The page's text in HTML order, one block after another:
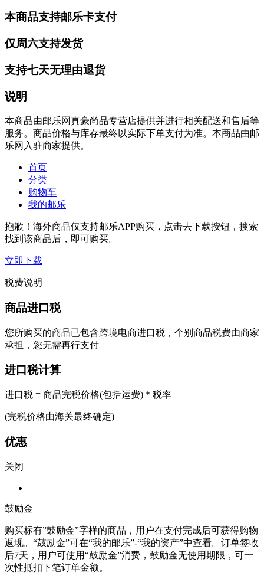
本商品支持邮乐卡支付
仅周六支持发货
支持七天无理由退货
说明
本商品由邮乐网真豪尚品专营店提供并进行相关配送和售后等
服务。商品价格与库存最终以实际下单支付为准。本商品由邮
乐网入驻商家提供。
首页
分类
购物车
我的邮乐
抱歉！海外商品仅支持邮乐APP购买，点击去下载按钮，搜索
找到该商品后，即可购买。
立即下载
税费说明
商品进口税
您所购买的商品已包含跨境电商进口税，个别商品税费由商家
承担，您无需再行支付
进口税计算
进口税 = 商品完税价格(包括运费) * 税率
(完税价格由海关最终确定)
优惠
关闭
鼓励金
购买标有”鼓励金”字样的商品，用户在支付完成后可获得购物
返现。“鼓励金”可在“我的邮乐”-“我的资产”中查看。订单签收
后7天，用户可使用“鼓励金”消费，鼓励金无使用期限，可一
次性抵扣下笔订单金额。